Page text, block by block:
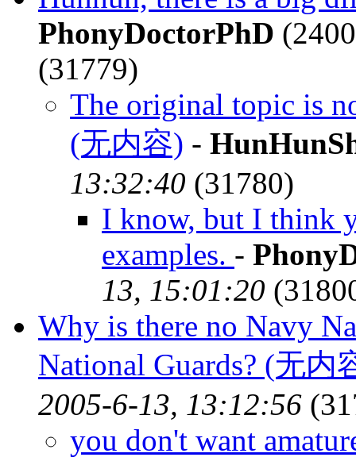
PhonyDoctorPhD
(31779)
The original topic is
(无内容) -
13:32:40 (31780)
I know, but I think
examples. -
13, 15:01:20
Why is there no Navy
National Guards? (无内
2005-6-13, 13:12:56
you don't want